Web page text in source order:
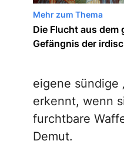
Mehr zum Thema
Die Flucht aus dem
Gefängnis der
eigene sündige
erkennt, wenn
furchtbare
Demut.